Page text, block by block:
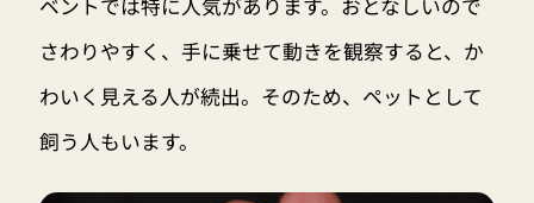
ベントでは特に人気があります。おとなしいので
さわりやすく、手に乗せて動きを観察すると、か
わいく見える人が続出。そのため、ペットとして
飼う人もいます。